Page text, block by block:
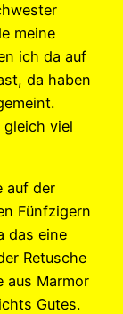
meine
ich da auf
da haben
gleich viel
auf der
Fünfzigern
das eine
Retusche
aus Marmor
Gutes.